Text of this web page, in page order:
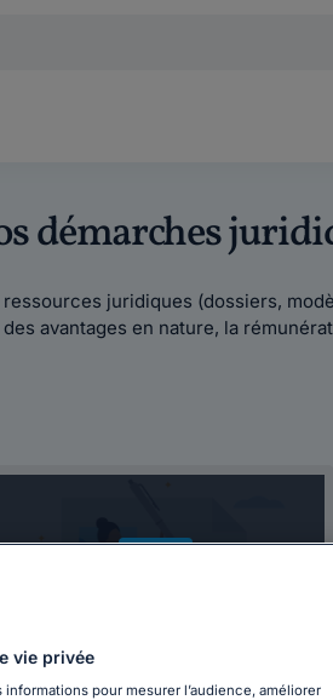
démarches
juridiques (dossiers,
avantages en nature, la
Lettre
vie privée
pour mesurer l’audience, améliorer